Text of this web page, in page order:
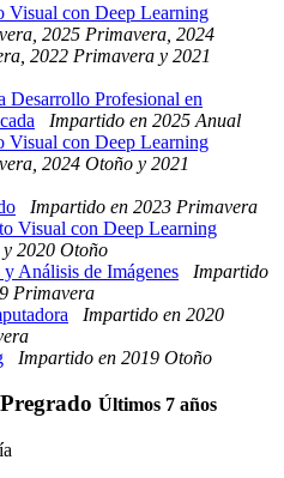
Visual con Deep Learning
2025 Primavera, 2024
2022 Primavera y 2021
Profesional en
Impartido en 2025 Anual
Visual con Deep Learning
2024 Otoño y 2021
Impartido en 2023 Primavera
Visual con Deep Learning
2020 Otoño
Análisis de Imágenes
Impartido
Primavera
Impartido en 2020
Impartido en 2019 Otoño
Últimos 7 años